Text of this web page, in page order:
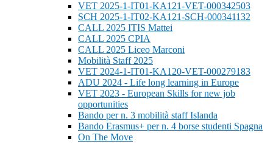
VET 2025-1-IT01-KA121-VET-000342503
SCH 2025-1-IT02-KA121-SCH-000341132
CALL 2025 ITIS Mattei
CALL 2025 CPIA
CALL 2025 Liceo Marconi
Mobilità Staff 2025
VET 2024-1-IT01-KA120-VET-000279183
ADU 2024 - Life long learning in Europe
VET 2023 - European Skills for new job
opportunities
Bando per n. 3 mobilità staff Islanda
Bando Erasmus+ per n. 4 borse studenti Spagna
On The Move